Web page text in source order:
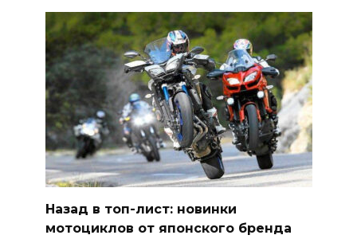
Назад в топ-лист: новинки
мотоциклов от японского бренда